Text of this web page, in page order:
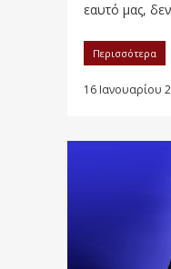
εαυτό μας,
Περισσότερα
16 Ιανουαρίου